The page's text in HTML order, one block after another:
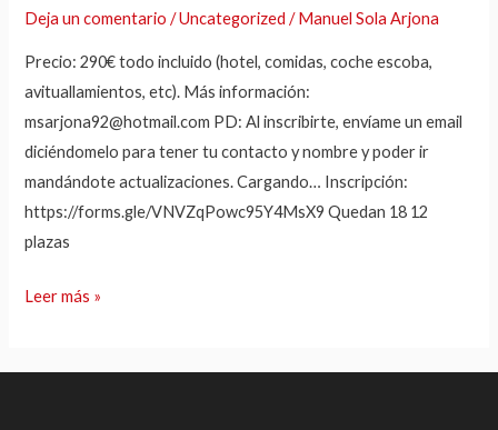
Deja un comentario /Uncategorized /Manuel Sola Arjona
Precio: 290€ todo incluido (hotel, comidas, coche escoba,
avituallamientos, etc). Más información:
msarjona92@hotmail.com PD: Al inscribirte, envíame un email
diciéndomelo para tener tu contacto y nombre y poder ir
mandándote actualizaciones. Cargando… Inscripción:
https://forms.gle/VNVZqPowc95Y4MsX9 Quedan 18 12
plazas
Leer más »